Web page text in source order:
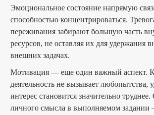
Эмоциональное состояние напрямую
способностью концентрироваться.
переживания забирают большую часть
ресурсов, не оставляя их для удержания
внешних задачах.
Мотивация — еще один важный аспект.
деятельность не вызывает любопытства,
интерес становится значительно труднее.
личного смысла в выполняемом задании